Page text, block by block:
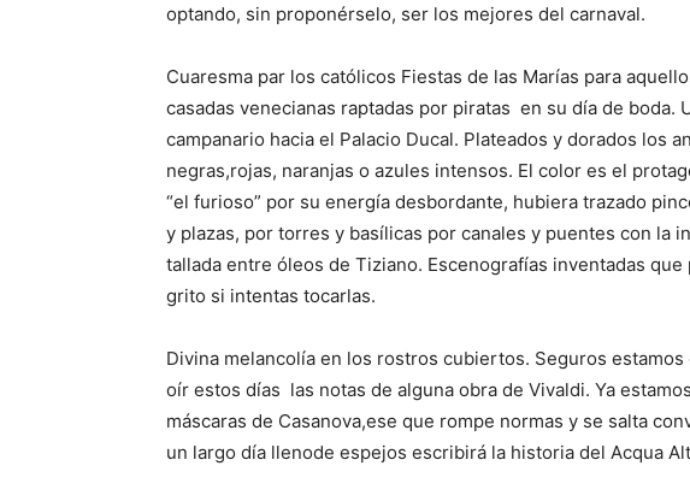
optando, sin proponérselo, ser los mejores del carnaval.
Cuaresma par los católicos Fiestas de las Marías para
casadas venecianas raptadas por piratas en su día de boda.
campanario hacia el Palacio Ducal. Plateados y dorados los
negras,rojas, naranjas o azules intensos. El color es el
“el furioso” por su energía desbordante, hubiera trazado
y plazas, por torres y basílicas por canales y puentes con la
tallada entre óleos de Tiziano. Escenografías inventadas
grito si intentas tocarlas.
Divina melancolía en los rostros cubiertos. Seguros
oír estos días las notas de alguna obra de Vivaldi. Ya
máscaras de Casanova,ese que rompe normas y se salta
un largo día llenode espejos escribirá la historia del Acqua